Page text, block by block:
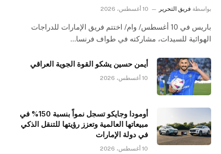
بواسطة فريق التحرير 10 أغسطس، 2026
باريس في 10 أغسطس/ وام/ اختتم فريق الإمارات للدراجات
الهوائية للسيدات، مشاركته في طواف فرنسا…
أيمن حسين يشكو القوة الجوية العراقي
10 أغسطس، 2026
أومودا وجايكو تسجل نمواً بنسبة 150% في
مبيعاتها العالمية وتعزز رؤيتها للتنقل الذكي
في دولة الإمارات
10 أغسطس، 2026